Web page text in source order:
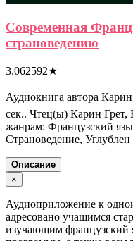
Современная
страноведению
3.062592★
Аудиокнига автора
сек.. Чтец(ы) Карин Грет,
жанрам: Французский
Страноведение, Углублен
Описание
×
Аудиоприложение к
адресовано учащимся
изучающим французский